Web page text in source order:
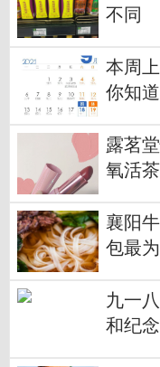
不同
本周
你知
露茗
氧活
襄阳
包最
九一
和纪